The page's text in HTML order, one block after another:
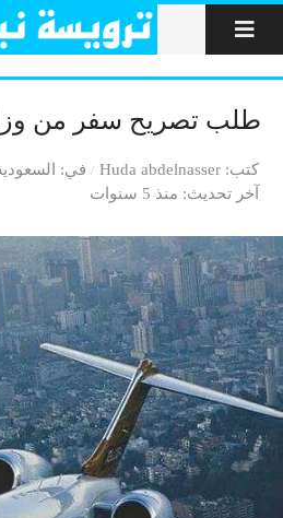
التخطي إلى المحتوى
طلب تصريح سفر من
كتب Huda abdelnasser في
آخر تحديث منذ 5 سنوات